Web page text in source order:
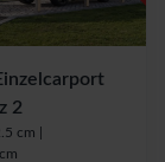
2
cm |